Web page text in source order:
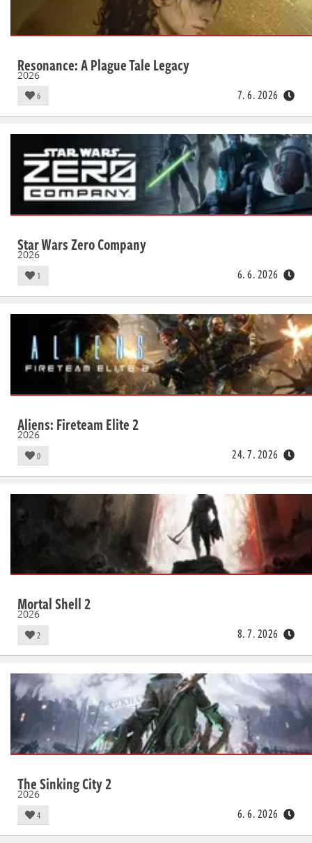
Resonance: A Plague Tale Legacy
2026
6 7. 6. 2026
Star Wars Zero Company
2026
1 6. 6. 2026
Aliens: Fireteam Elite 2
2026
0 24. 7. 2026
Mortal Shell 2
2026
2 8. 7. 2026
The Sinking City 2
2026
4 6. 6. 2026